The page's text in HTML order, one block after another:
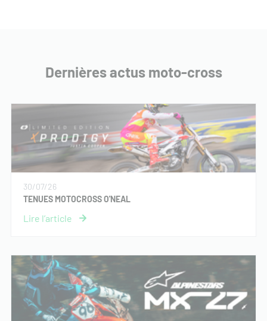
Dernières actus moto-cross
30/07/26
TENUES MOTOCROSS O'NEAL